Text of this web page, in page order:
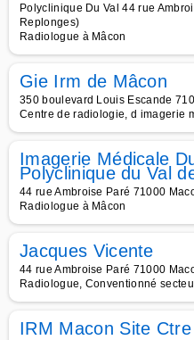
Polyclinique Du Val 44 rue
Replonges)
Radiologue à Mâcon
Gie Irm de Mâcon
350 boulevard Louis Escande
Centre de radiologie, d imagerie
Imagerie Médicale
Polyclinique du Val
44 rue Ambroise Paré 71000
Radiologue à Mâcon
Jacques Vicente
44 rue Ambroise Paré 71000
Radiologue, Conventionné
IRM Macon Site